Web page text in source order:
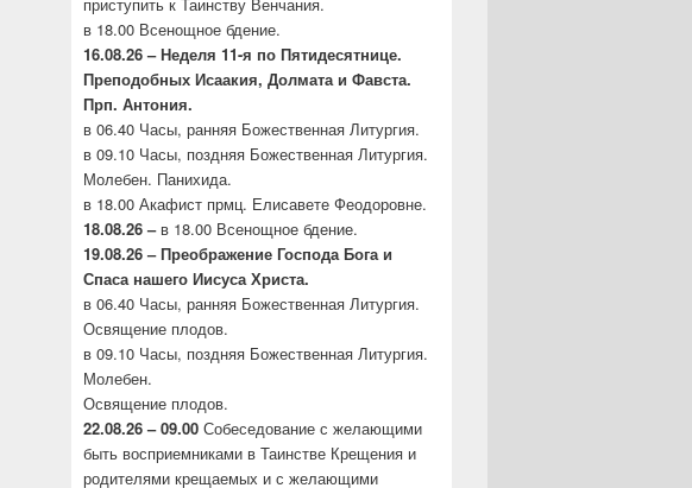
в 18.00 Всенощное бдение.
16.08.26 – Неделя 11-я по Пятидесятнице.
Преподобных Исаакия, Долмата и Фавста.
Прп. Антония.
в 06.40 Часы, ранняя Божественная Литургия.
в 09.10 Часы, поздняя Божественная Литургия.
Молебен. Панихида.
в 18.00 Акафист прмц. Елисавете Феодоровне.
18.08.26 –в 18.00 Всенощное бдение.
19.08.26 – Преображение Господа Бога и
Спаса нашего Иисуса Христа.
в 06.40 Часы, ранняя Божественная Литургия.
Освящение плодов.
в 09.10 Часы, поздняя Божественная Литургия.
Молебен.
Освящение плодов.
22.08.26 – 09.00 Собеседование с желающими
быть восприемниками в Таинстве Крещения и
родителями крещаемых и с желающими